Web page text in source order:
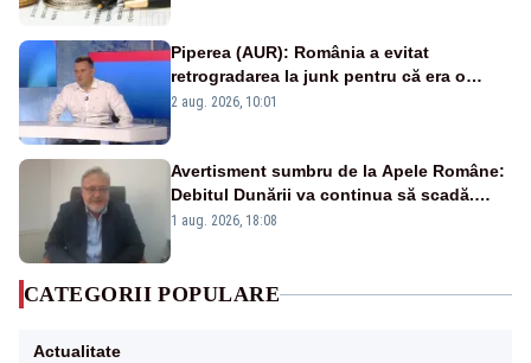
Piperea (AUR): România a evitat
retrogradarea la junk pentru că era o
catastrofă pentru bănci și fondurile de
2 aug. 2026, 10:01
Avertisment sumbru de la Apele Române:
Debitul Dunării va continua să scadă.
Cernavodă s-ar putea închide în 4 zile
1 aug. 2026, 18:08
CATEGORII POPULARE
Actualitate